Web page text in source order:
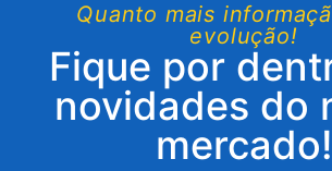
Quanto mais
evolução!
Fique por
novidades do
mercado!